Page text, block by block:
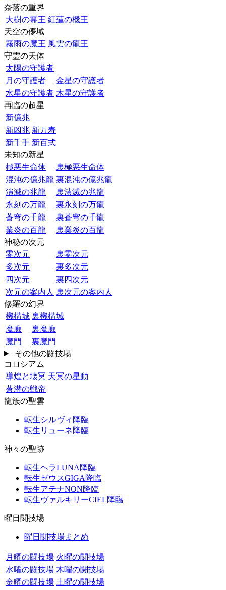
奈落の重界
大樹の霊王 紅蓮の機王
天空の儚域
霧雨の魔王 風雲の龍王
守霊の天体
太陽の守護者
月の守護者
金星の守護者
水星の守護者 木星の守護者
再臨の超星
新億兆
新凶兆 新万寿
新千手 新百式
未知の新星
極悪生命体
裏極悪生命体
混沌の億兆龍 裏混沌の億兆龍
潰滅の兆龍
裏潰滅の兆龍
永刻の万龍
裏永刻の万龍
蒼穹の千龍
裏蒼穹の千龍
業炎の百龍
裏業炎の百龍
神秘の次元
零次元
裏零次元
多次元
裏多次元
四次元
裏四次元
次元の案内人 裏次元の案内人
修羅の幻界
機構城 裏機構城
魔廊
裏魔廊
魔門
裏魔門
その他の闘技場
コロシアム
導煌と壊冥 天冥の星動
蒼潜の戦帝
龍族の聖雲
転生シルヴィ降臨
転生リューネ降臨
神々の聖跡
転生ヘラLUNA降臨
転生ゼウスGIGA降臨
転生アテナNON降臨
転生ヴァルキリーCIEL降臨
曜日闘技場
曜日闘技場まとめ
月曜の闘技場 火曜の闘技場
水曜の闘技場 木曜の闘技場
金曜の闘技場 土曜の闘技場